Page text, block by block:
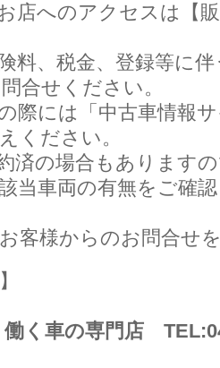
店へのアクセスは【
料、税金、登録等に
合せください。
際には「中古車情報
ください。
済の場合もあります
当車両の有無をご確
客様からのお問合せ
】
働く車の専門店